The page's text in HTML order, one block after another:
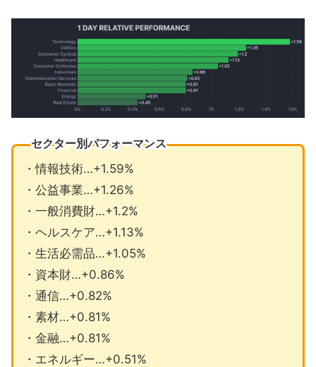
セクター別パフォーマンス
・情報技術…+1.59%
・公益事業…+1.26%
・一般消費財…+1.2%
・ヘルスケア…+1.13%
・生活必需品…+1.05%
・資本財…+0.86%
・通信…+0.82%
・素材…+0.81%
・金融…+0.81%
・エネルギー…+0.51%